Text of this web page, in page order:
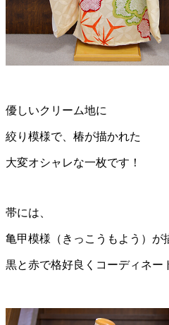
優しいクリーム地に
絞り模様で、椿が描かれた
大変オシャレな一枚です！
帯には、
亀甲模様（きっこうもよう）が
黒と赤で格好良くコーディネー